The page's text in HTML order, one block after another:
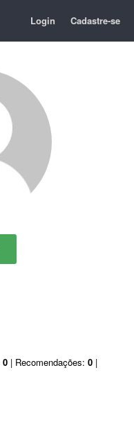
Login Cadastre-se
0 | Recomendações: 0 |